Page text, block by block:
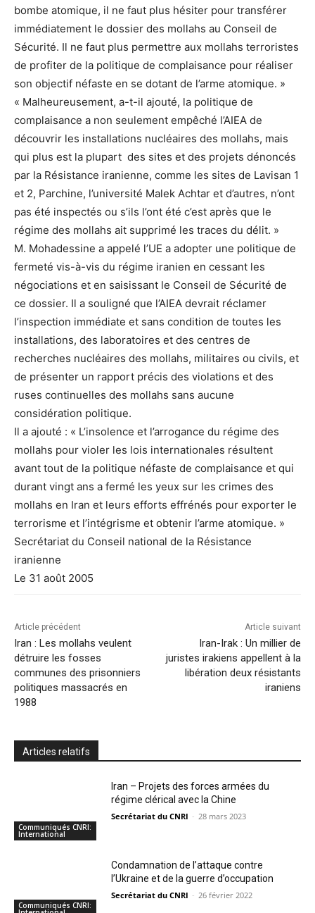
bombe atomique, il ne faut plus hésiter pour transférer
immédiatement le dossier des mollahs au Conseil de
Sécurité. Il ne faut plus permettre aux mollahs terroristes
de profiter de la politique de complaisance pour réaliser
son objectif néfaste en se dotant de l’arme atomique. »
« Malheureusement, a-t-il ajouté, la politique de
complaisance a non seulement empêché l’AIEA de
découvrir les installations nucléaires des mollahs, mais
qui plus est la plupart des sites et des projets dénoncés
par la Résistance iranienne, comme les sites de Lavisan 1
et 2, Parchine, l’université Malek Achtar et d’autres, n’ont
pas été inspectés ou s’ils l’ont été c’est après que le
régime des mollahs ait supprimé les traces du délit. »
M. Mohadessine a appelé l’UE a adopter une politique de
fermeté vis-à-vis du régime iranien en cessant les
négociations et en saisissant le Conseil de Sécurité de
ce dossier. Il a souligné que l’AIEA devrait réclamer
l’inspection immédiate et sans condition de toutes les
installations, des laboratoires et des centres de
recherches nucléaires des mollahs, militaires ou civils, et
de présenter un rapport précis des violations et des
ruses continuelles des mollahs sans aucune
considération politique.
Il a ajouté : « L’insolence et l’arrogance du régime des
mollahs pour violer les lois internationales résultent
avant tout de la politique néfaste de complaisance et qui
durant vingt ans a fermé les yeux sur les crimes des
mollahs en Iran et leurs efforts effrénés pour exporter le
terrorisme et l’intégrisme et obtenir l’arme atomique. »
Secrétariat du Conseil national de la Résistance
iranienne
Le 31 août 2005
Article précédent
Iran : Les mollahs veulent
détruire les fosses
communes des prisonniers
politiques massacrés en
1988
Article suivant
Iran-Irak : Un millier de
juristes irakiens appellent à la
libération deux résistants
iraniens
Articles relatifs
Communiqués CNRI:
International
Iran – Projets des forces armées du
régime clérical avec la Chine
Secrétariat du CNRI - 28 mars 2023
Communiqués CNRI:
Condamnation de l’attaque contre
l’Ukraine et de la guerre d’occupation
Secrétariat du CNRI - 26 février 2022